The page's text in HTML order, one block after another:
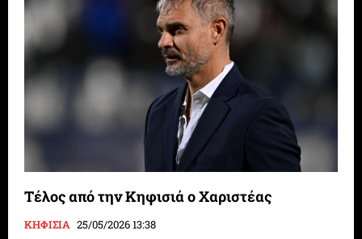
Τέλος από την Κηφισιά ο Χαριστέας
ΚΗΦΙΣΙΑ 25/05/2026 13:38